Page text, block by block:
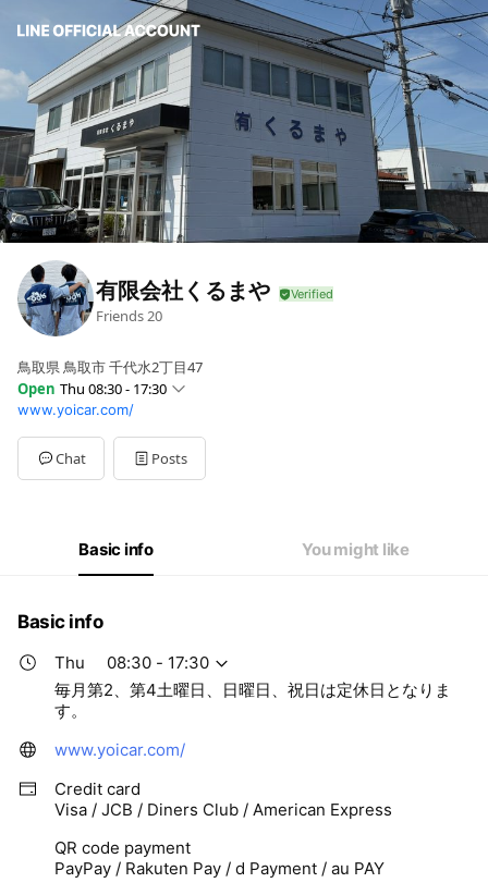
有限会社くるまや
Friends20
鳥取県 鳥取市 千代水2丁目47
Open Thu 08:30 - 17:30
SunClosed
Mon08:30 - 17:30
Tue08:30 - 17:30
Wed08:30 - 17:30
08:30 - 17:30
毎月第2、第4土曜日、日曜日、祝日は定休日となります。
www.yoicar.com/
Chat Posts
Basic info You might like
Basic info
Thu
08:30 - 17:30
毎月第2、第4土曜日、日曜日、祝日は定休日となりま
す。
www.yoicar.com/
Credit card
Visa / JCB / Diners Club / American Express
QR code payment
PayPay / Rakuten Pay / d Payment / au PAY